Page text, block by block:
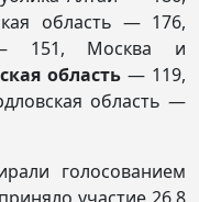
область — 176,
— 151, Москва и
область — 119,
область —
голосованием